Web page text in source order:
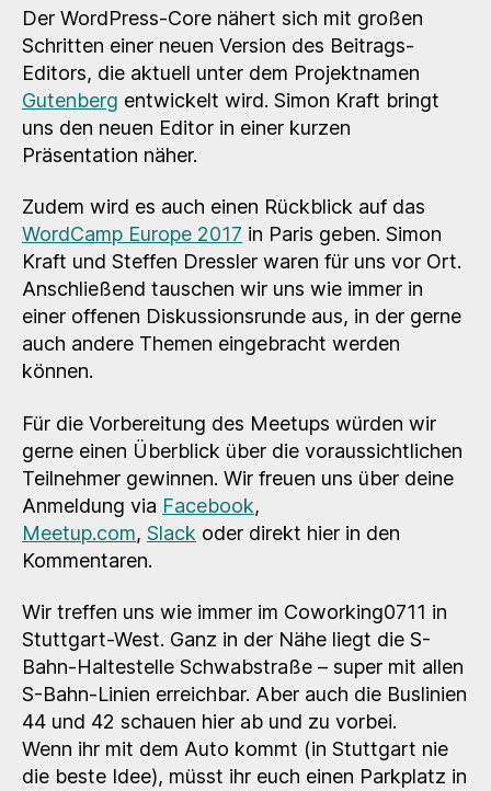
–
Gutenberg-
&
Rückblick
WordCamp
Der WordPress-Core nähert sich mit großen
Schritten einer neuen Version des Beitrags-
Editors, die aktuell unter dem Projektnamen
Gutenberg entwickelt wird. Simon Kraft bringt
uns den neuen Editor in einer kurzen
Präsentation näher.
Zudem wird es auch einen Rückblick auf das
WordCamp Europe 2017 in Paris geben. Simon
Kraft und Steffen Dressler waren für uns vor Ort.
Anschließend tauschen wir uns wie immer in
einer offenen Diskussionsrunde aus, in der gerne
auch andere Themen eingebracht werden
können.
Für die Vorbereitung des Meetups würden wir
gerne einen Überblick über die voraussichtlichen
Teilnehmer gewinnen. Wir freuen uns über deine
Anmeldung via Facebook,
Meetup.com, Slack oder direkt hier in den
Kommentaren.
Wir treffen uns wie immer im Coworking0711 in
Stuttgart-West. Ganz in der Nähe liegt die S-
Bahn-Haltestelle Schwabstraße – super mit allen
S-Bahn-Linien erreichbar. Aber auch die Buslinien
44 und 42 schauen hier ab und zu vorbei.
Wenn ihr mit dem Auto kommt (in Stuttgart nie
die beste Idee), müsst ihr euch einen Parkplatz in